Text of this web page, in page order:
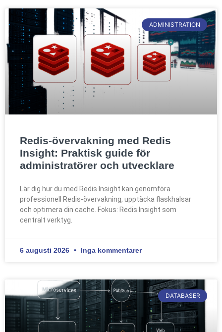
ADMINISTRATION
Redis-övervakning med Redis
Insight: Praktisk guide för
administratörer och utvecklare
Lär dig hur du med Redis Insight kan genomföra
professionell Redis-övervakning, upptäcka flaskhalsar
och optimera din cache. Fokus: Redis Insight som
centralt verktyg.
6 augusti 2026 Inga kommentarer
DATABASER